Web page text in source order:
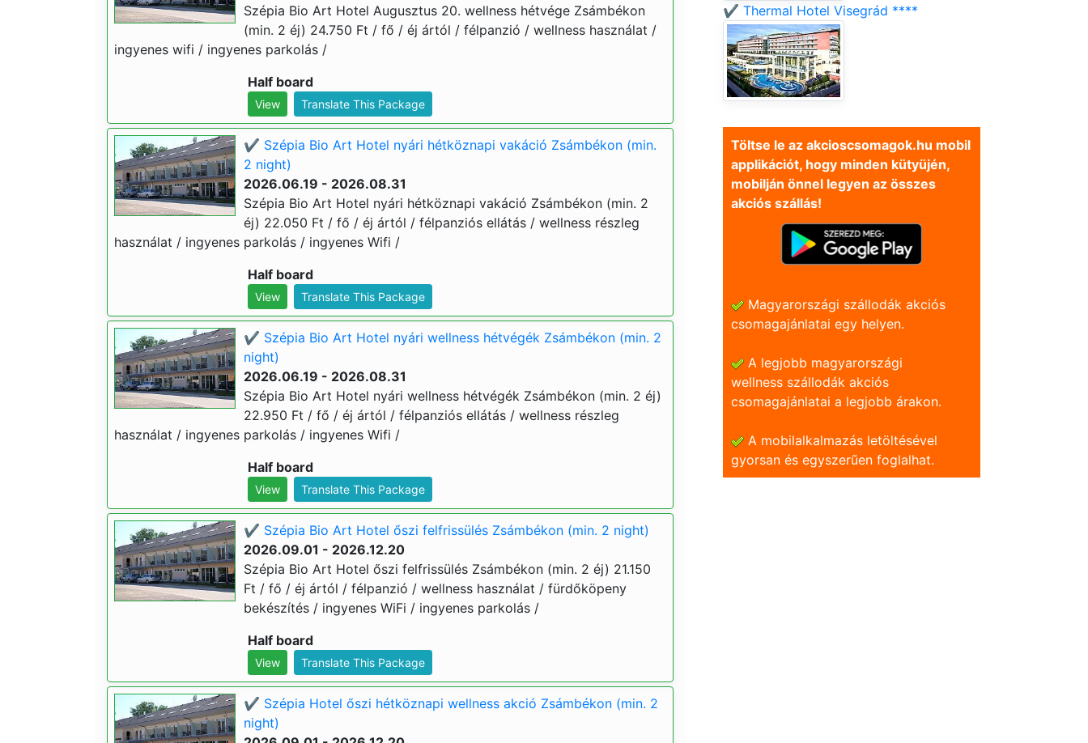
Szépia Bio Art Hotel Augusztus 20. wellness hétvége Zsámbékon
(min. 2 éj) 24.750 Ft / fő / éj ártól / félpanzió / wellness használat /
ingyenes wifi / ingyenes parkolás /
Half board
View Translate This Package
✔️ Szépia Bio Art Hotel nyári hétköznapi vakáció Zsámbékon (min.
2 night)
2026.06.19 - 2026.08.31
Szépia Bio Art Hotel nyári hétköznapi vakáció Zsámbékon (min. 2
éj) 22.050 Ft / fő / éj ártól / félpanziós ellátás / wellness részleg
használat / ingyenes parkolás / ingyenes Wifi /
Half board
View Translate This Package
✔️ Szépia Bio Art Hotel nyári wellness hétvégék Zsámbékon (min. 2
night)
2026.06.19 - 2026.08.31
Szépia Bio Art Hotel nyári wellness hétvégék Zsámbékon (min. 2 éj)
22.950 Ft / fő / éj ártól / félpanziós ellátás / wellness részleg
használat / ingyenes parkolás / ingyenes Wifi /
Half board
View Translate This Package
✔️ Szépia Bio Art Hotel őszi felfrissülés Zsámbékon (min. 2 night)
2026.09.01 - 2026.12.20
Szépia Bio Art Hotel őszi felfrissülés Zsámbékon (min. 2 éj) 21.150
Ft / fő / éj ártól / félpanzió / wellness használat / fürdőköpeny
bekészítés / ingyenes WiFi / ingyenes parkolás /
Half board
View Translate This Package
✔️ Szépia Hotel őszi hétköznapi wellness akció Zsámbékon (min. 2
night)
✔️ Thermal Hotel Visegrád ****
Töltse le az akcioscsomagok.hu mobil
applikációt, hogy minden kütyüjén,
mobilján önnel legyen az összes
akciós szállás!
Magyarországi szállodák akciós
csomagajánlatai egy helyen.
A legjobb magyarországi
wellness szállodák akciós
csomagajánlatai a legjobb árakon.
A mobilalkalmazás letöltésével
gyorsan és egyszerũen foglalhat.